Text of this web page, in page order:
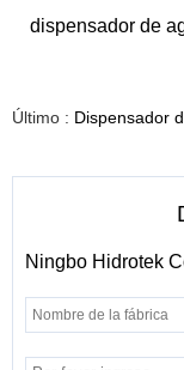
dispensador de
Último : Dispensador de agua montado en la pared con calentador de
Ningbo Hidrotek